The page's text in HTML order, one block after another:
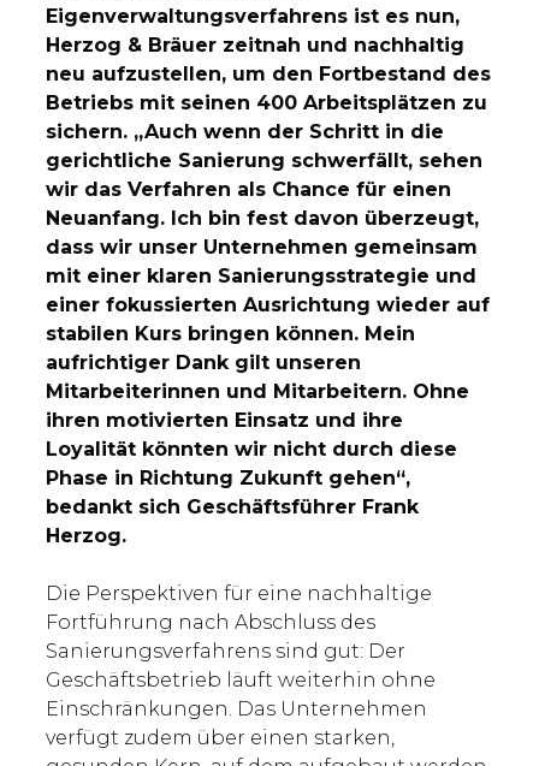
Eigenverwaltungsverfahrens ist es nun,
Herzog & Bräuer zeitnah und nachhaltig
neu aufzustellen, um den Fortbestand des
Betriebs mit seinen 400 Arbeitsplätzen zu
sichern. „Auch wenn der Schritt in die
gerichtliche Sanierung schwerfällt, sehen
wir das Verfahren als Chance für einen
Neuanfang. Ich bin fest davon überzeugt,
dass wir unser Unternehmen gemeinsam
mit einer klaren Sanierungsstrategie und
einer fokussierten Ausrichtung wieder auf
stabilen Kurs bringen können. Mein
aufrichtiger Dank gilt unseren
Mitarbeiterinnen und Mitarbeitern. Ohne
ihren motivierten Einsatz und ihre
Loyalität könnten wir nicht durch diese
Phase in Richtung Zukunft gehen“,
bedankt sich Geschäftsführer Frank
Herzog.
Die Perspektiven für eine nachhaltige
Fortführung nach Abschluss des
Sanierungsverfahrens sind gut: Der
Geschäftsbetrieb läuft weiterhin ohne
Einschränkungen. Das Unternehmen
verfügt zudem über einen starken,